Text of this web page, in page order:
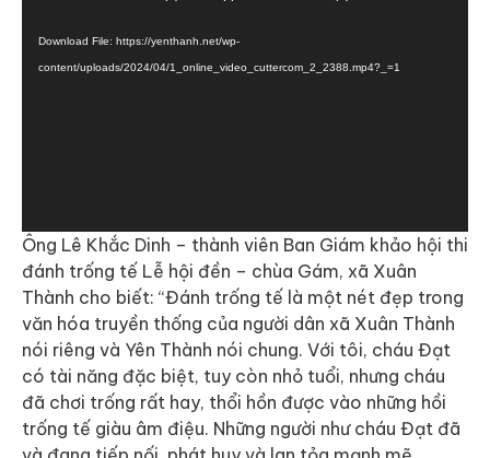
Download File: https://yenthanh.net/wp-
content/uploads/2024/04/1_online_video_cuttercom_2_2388.mp4?_=1
Ông Lê Khắc Dinh – thành viên Ban Giám khảo hội thi
đánh trống tế Lễ hội đền – chùa Gám, xã Xuân
Thành cho biết: “Đánh trống tế là một nét đẹp trong
văn hóa truyền thống của người dân xã Xuân Thành
nói riêng và Yên Thành nói chung. Với tôi, cháu Đạt
có tài năng đặc biệt, tuy còn nhỏ tuổi, nhưng cháu
đã chơi trống rất hay, thổi hồn được vào những hồi
trống tế giàu âm điệu. Những người như cháu Đạt đã